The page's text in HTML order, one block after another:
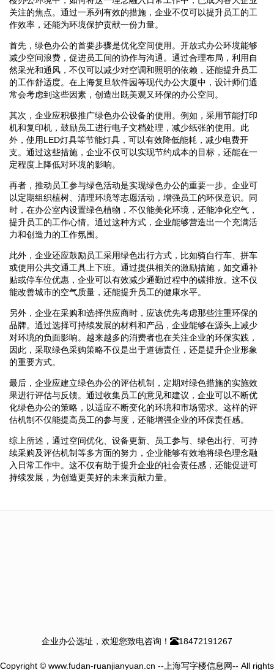
关注的焦点。通过一系列有效的措施，企业不仅可以提升员工的工
作效率，还能为环境保护贡献一份力量。
首先，绿色办公的首要步骤是优化空间使用。开放式办公环境能够
减少空间浪费，促进员工间的协作与沟通。通过合理布局，利用自
然采光和通风，不仅可以减少对空调和照明的依赖，还能提升员工
的工作舒适度。在上海复旦软件园等现代办公大厦中，设计师们通
常会考虑到这些因素，创造出既美观又环保的办公空间。
其次，企业应积极推广绿色办公设备的使用。例如，采用节能打印
机和复印机，鼓励员工进行电子文档处理，减少纸张的使用。此
外，使用LED灯具等节能灯具，可以有效降低能耗，减少电费开
支。通过这些措施，企业不仅可以实现节约成本的目标，还能在一
定程度上降低对环境的影响。
再者，推动员工参与绿色活动是实现绿色办公的重要一步。企业可
以定期组织植树、清理环境等志愿活动，增强员工的环保意识。同
时，在办公室内设置绿色植物，不仅能美化环境，还能净化空气，
提升员工的工作心情。通过这种方式，企业能够营造出一个充满活
力和创造力的工作氛围。
此外，企业还应鼓励员工采用绿色出行方式，比如骑自行车、拼车
或使用公共交通工具上下班。通过提供相关的激励措施，如交通补
贴或停车位优惠，企业可以有效减少通勤过程中的碳排放。这不仅
能改善城市的空气质量，还能提升员工的健康水平。
另外，企业在采购和选择供应商时，应该优先考虑那些注重环保的
品牌。通过选择可持续发展的材料和产品，企业能够在源头上减少
对环境的负面影响。越来越多的消费者也在关注企业的环保实践，
因此，采取绿色采购策略不仅是出于道德责任，还是提升企业形象
的重要方式。
最后，企业应建立绿色办公的评估机制，定期对绿色措施的实施效
果进行评估与反馈。通过收集员工的意见和建议，企业可以不断优
化绿色办公的策略，以适应不断变化的环境和市场需求。这样的评
估机制不仅能提高员工的参与度，还能增强企业的环保责任感。
综上所述，通过空间优化、设备更新、员工参与、绿色出行、可持
续采购及评估机制等多方面的努力，企业能够有效地将绿色理念融
入日常工作中。这不仅有助于提升企业的社会责任感，还能促进可
持续发展，为创造更美好的未来贡献力量。
企业办公选址，欢迎您致电咨询！ 18472191267
Copyright © www.fudan-ruanjianyuan.cn --上海写字楼信息网-- All rights